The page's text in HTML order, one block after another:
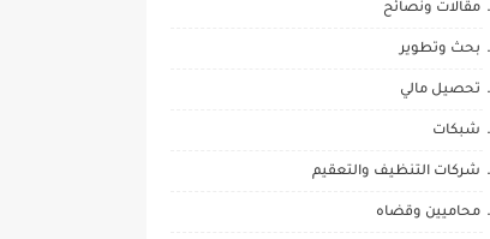
مقالات ونصائح
بحث وتطوير
تحصيل مالي
شبكات
شركات التنظيف والتعقيم
محاميين وقضاه